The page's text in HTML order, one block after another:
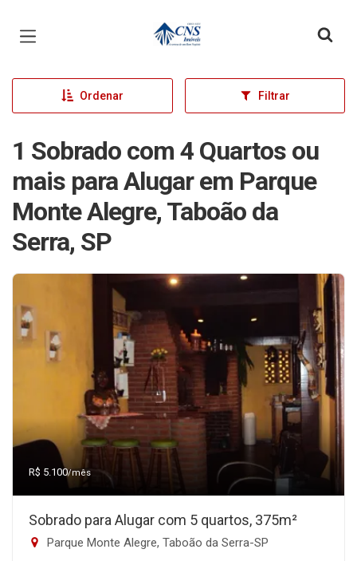
Página inicial
Ordenar Filtrar
1 Sobrado com 4 Quartos ou
mais para Alugar em Parque
Monte Alegre, Taboão da
Serra, SP
R$ 5.100/mês
Sobrado para Alugar com 5 quartos, 375m²
Parque Monte Alegre, Taboão da Serra-SP